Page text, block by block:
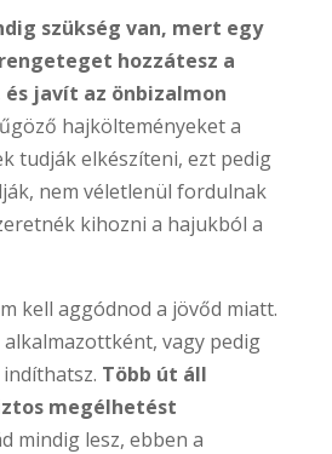
szükség van, mert egy
hozzátesz a
javít az önbizalmon
hajkölteményeket a
tudják elkészíteni, ezt pedig
nem véletlenül fordulnak
kihozni a hajukból a
kell aggódnod a jövőd miatt.
alkalmazottként, vagy pedig
Több út áll
megélhetést
mindig lesz, ebben a